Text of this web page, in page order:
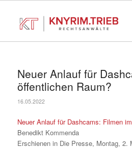
Neuer Anlauf für
öffentlichen Raum?
16.05.2022
Neuer Anlauf für Dashcams: Filmen
Benedikt Kommenda
Erschienen in Die Presse, Montag, 2.